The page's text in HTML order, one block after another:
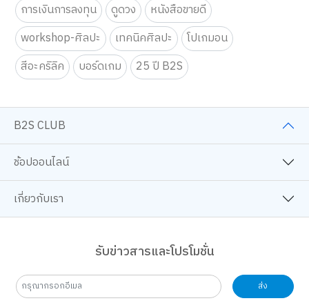
การเงินการลงทุน
ดูดวง
หนังสือขายดี
workshop-ศิลปะ
เทคนิคศิลปะ
โปเกมอน
สีอะคริลิค
บอร์ดเกม 25 ปี B2S
B2S CLUB
ช้อปออนไลน์
เกี่ยวกับเรา
รับข่าวสารและโปรโมชั่น
ส่ง